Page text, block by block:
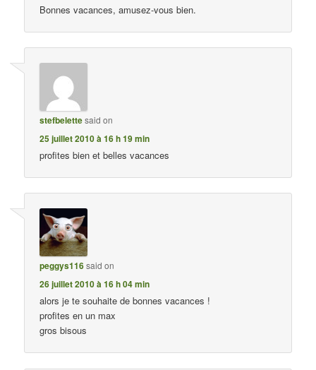
Bonnes vacances, amusez-vous bien.
stefbelettesaid on
25 juillet 2010 à 16 h 19 min
profites bien et belles vacances
peggys116said on
26 juillet 2010 à 16 h 04 min
alors je te souhaite de bonnes vacances !
profites en un max
gros bisous